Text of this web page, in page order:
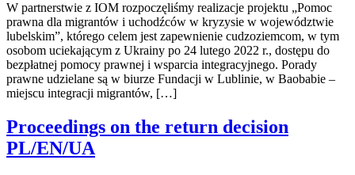
W partnerstwie z IOM rozpoczęliśmy realizacje projektu „Pomoc
prawna dla migrantów i uchodźców w kryzysie w województwie
lubelskim”, którego celem jest zapewnienie cudzoziemcom, w tym
osobom uciekającym z Ukrainy po 24 lutego 2022 r., dostępu do
bezpłatnej pomocy prawnej i wsparcia integracyjnego. Porady
prawne udzielane są w biurze Fundacji w Lublinie, w Baobabie –
miejscu integracji migrantów, […]
Proceedings on the return decision
PL/EN/UA